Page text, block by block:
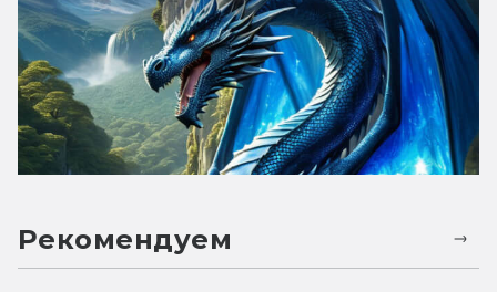
Рекомендуем